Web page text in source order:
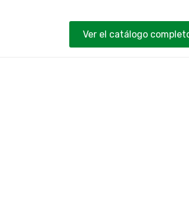
Ver el catálogo